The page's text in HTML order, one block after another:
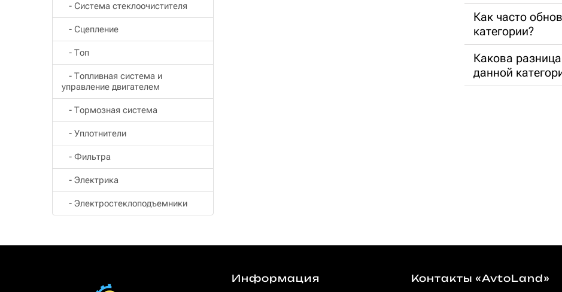
- Система стеклоочистителя
- Сцепление
- Топ
- Топливная система и
управление двигателем
- Тормозная система
- Уплотнители
- Фильтра
- Электрика
- Электростеклоподъемники
Как часто
категории?
Какова
данной
Информация Контакты «AvtoLand»